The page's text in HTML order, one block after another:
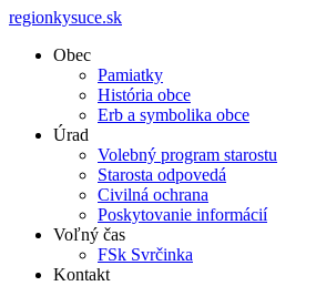
regionkysuce.sk
Obec
Pamiatky
História obce
Erb a symbolika obce
Úrad
Volebný program starostu
Starosta odpovedá
Civilná ochrana
Poskytovanie informácií
Voľný čas
FSk Svrčinka
Kontakt